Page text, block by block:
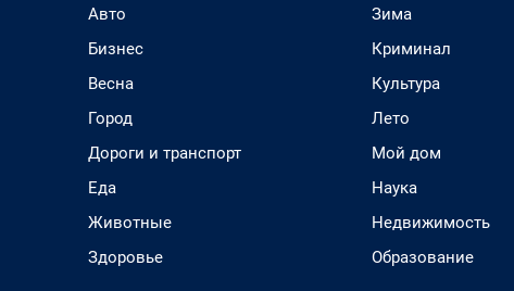
Авто
Бизнес
Весна
Город
Дороги и транспорт
Еда
Животные
Здоровье
Зима
Криминал
Культура
Лето
Мой дом
Наука
Недвижимость
Образование